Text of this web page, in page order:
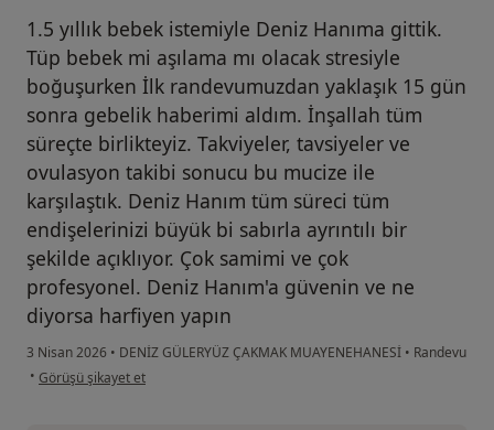
1.5 yıllık bebek istemiyle Deniz Hanıma gittik.
Tüp bebek mi aşılama mı olacak stresiyle
boğuşurken İlk randevumuzdan yaklaşık 15 gün
sonra gebelik haberimi aldım. İnşallah tüm
süreçte birlikteyiz. Takviyeler, tavsiyeler ve
ovulasyon takibi sonucu bu mucize ile
karşılaştık. Deniz Hanım tüm süreci tüm
endişelerinizi büyük bi sabırla ayrıntılı bir
şekilde açıklıyor. Çok samimi ve çok
profesyonel. Deniz Hanım'a güvenin ve ne
diyorsa harfiyen yapın
3 Nisan 2026 • DENİZ GÜLERYÜZ ÇAKMAK MUAYENEHANESİ • Randevu
• kullanıcının görüşüne göre t....o
Görüşü şikayet et